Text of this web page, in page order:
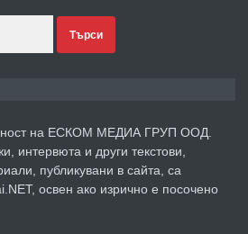
преди 1 година
по Математика
Търси
на ЕСКОМ МЕДИА ГРУП ООД.
интервюта и други текстови,
публикувани в сайта, са
освен ако изрично е посочено